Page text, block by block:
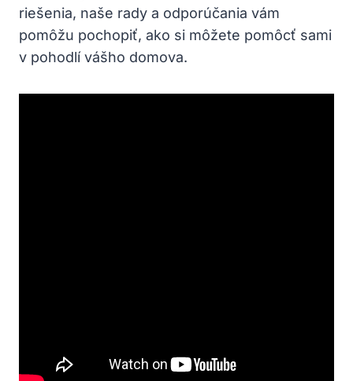
riešenia, naše rady a odporúčania vám​
pomôžu pochopiť, ⁢ako ‌si môžete pomôcť ​sami
⁢v pohodlí​ vášho domova.